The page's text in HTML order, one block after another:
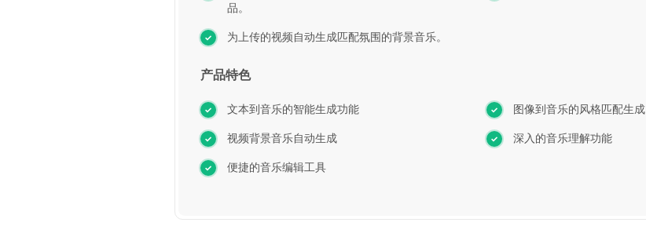
品。
为上传的视频自动生成匹配氛围的背景音乐。
产品特色
文本到音乐的智能生成功能 图像到音乐的风格匹配生成
视频背景音乐自动生成 深入的音乐理解功能
便捷的音乐编辑工具